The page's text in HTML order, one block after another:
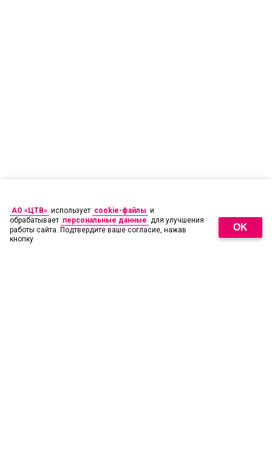
АО «ЦТВ» использует cookie-файлы и
обрабатывает персональные данные для улучшения
работы сайта. Подтвердите ваше согласие, нажав
кнопку
OK